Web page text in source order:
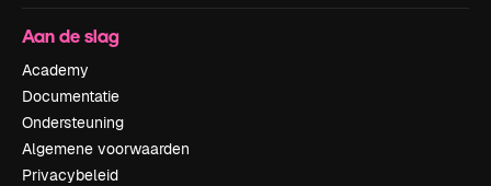
Aan de slag
Academy
Documentatie
Ondersteuning
Algemene voorwaarden
Privacybeleid